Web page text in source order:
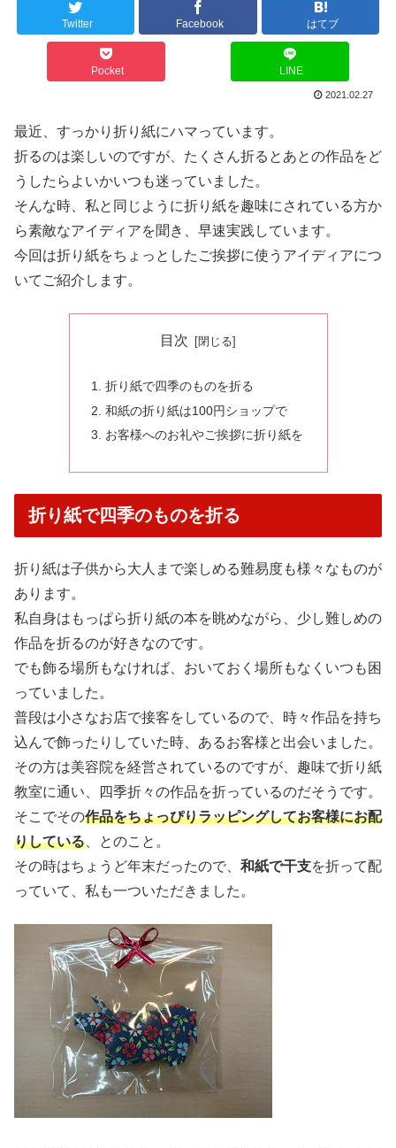
Twitter Facebook はてブ
Pocket LINE
2021.02.27
最近、すっかり折り紙にハマっています。
折るのは楽しいのですが、たくさん折るとあとの作品をど
うしたらよいかいつも迷っていました。
そんな時、私と同じように折り紙を趣味にされている方か
ら素敵なアイディアを聞き、早速実践しています。
今回は折り紙をちょっとしたご挨拶に使うアイディアにつ
いてご紹介します。
目次
折り紙で四季のものを折る
和紙の折り紙は100円ショップで
お客様へのお礼やご挨拶に折り紙を
折り紙で四季のものを折る
折り紙は子供から大人まで楽しめる難易度も様々なものが
あります。
私自身はもっぱら折り紙の本を眺めながら、少し難しめの
作品を折るのが好きなのです。
でも飾る場所もなければ、おいておく場所もなくいつも困
っていました。
普段は小さなお店で接客をしているので、時々作品を持ち
込んで飾ったりしていた時、あるお客様と出会いました。
その方は美容院を経営されているのですが、趣味で折り紙
教室に通い、四季折々の作品を折っているのだそうです。
そこでその作品をちょっぴりラッピングしてお客様にお配
りしている 、とのこと。
その時はちょうど年末だったので、 和紙で干支を折って配
っていて、私も一ついただきました。